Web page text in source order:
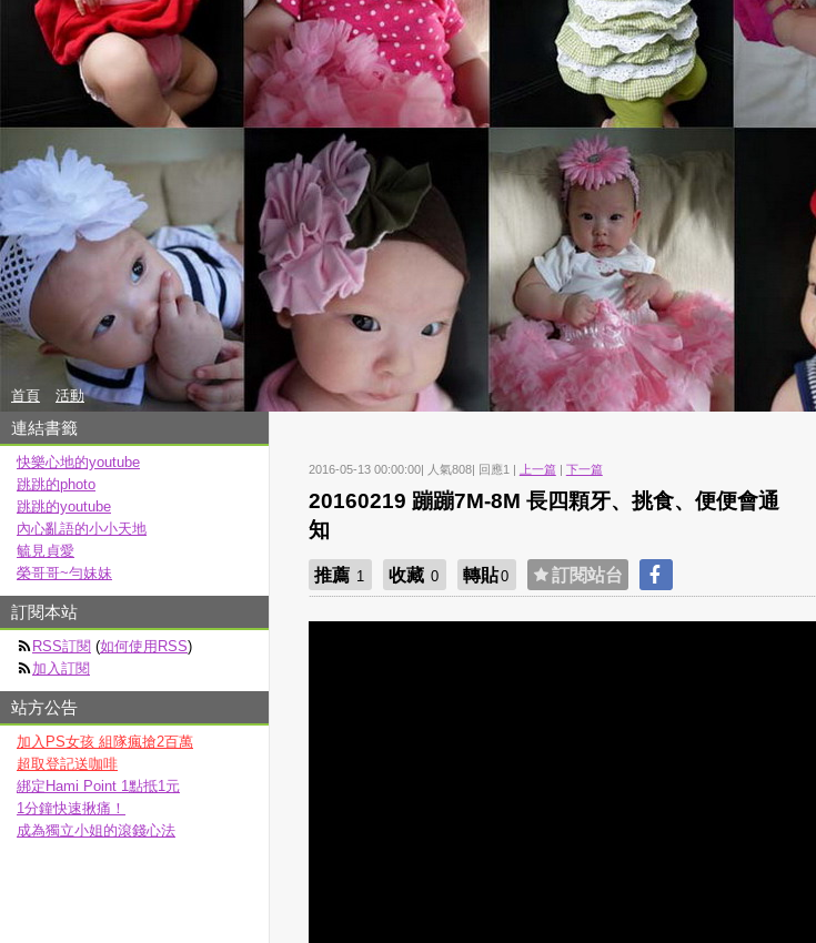
首頁 活動
2016-05-13 00:00:00| 人氣808| 回應1 | 上一篇| 下一篇
20160219 蹦蹦7M-8M 長四顆牙、挑食、便便會通
知
推薦 1 收藏 0 轉貼0 訂閱站台
連結書籤
快樂心地的youtube
跳跳的photo
跳跳的youtube
內心亂語的小小天地
毓見貞愛
榮哥哥~勻妹妹
訂閱本站
RSS訂閱 (如何使用RSS)
加入訂閱
站方公告
加入PS女孩 組隊瘋搶2百萬
超取登記送咖啡
綁定Hami Point 1點抵1元
1分鐘快速揪痛！
成為獨立小姐的滾錢心法